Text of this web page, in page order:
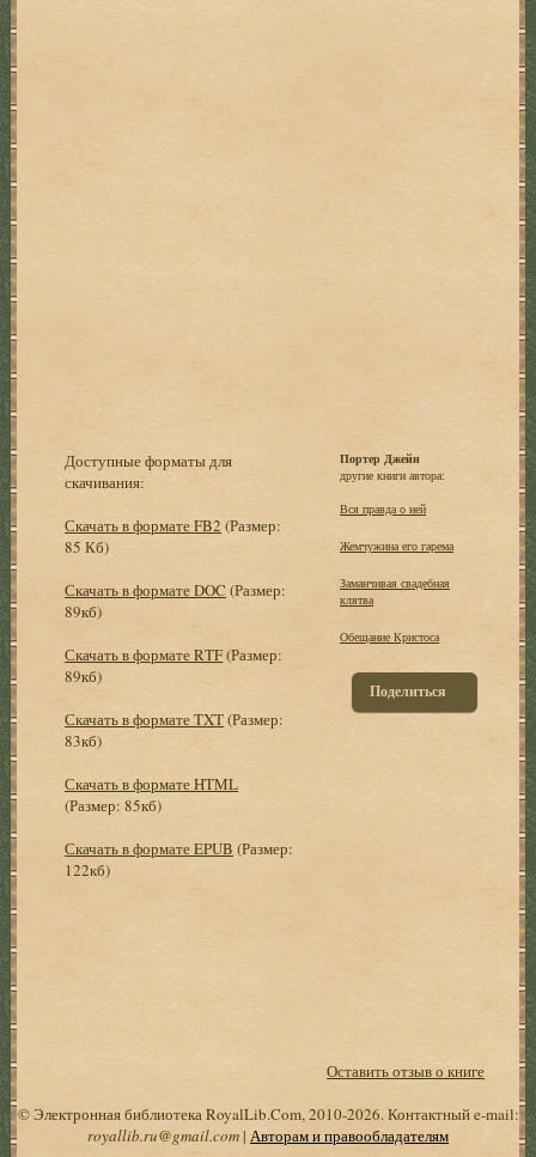
Доступные форматы для
скачивания:
Скачать в формате FB2 (Размер:
85 Кб)
Скачать в формате DOC (Размер:
89кб)
Скачать в формате RTF(Размер:
89кб)
Скачать в формате TXT(Размер:
83кб)
Скачать в формате HTML
(Размер: 85кб)
Скачать в формате EPUB (Размер:
122кб)
Портер Джейн
другие книги автора:
Вся правда о ней
Жемчужина его гарема
Заманчивая свадебная
клятва
Обещание Кристоса
Поделиться
Оставить отзыв о книге
© Электронная библиотека RoyalLib.Com, 2010-2026. Контактный e-mail:
royallib.ru@gmail.com| Авторам и правообладателям